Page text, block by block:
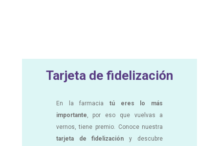
Tarjeta de fidelización
En la farmacia tú eres lo más
importante, por eso que vuelvas a
vernos, tiene premio. Conoce nuestra
tarjeta de fidelización y descubre